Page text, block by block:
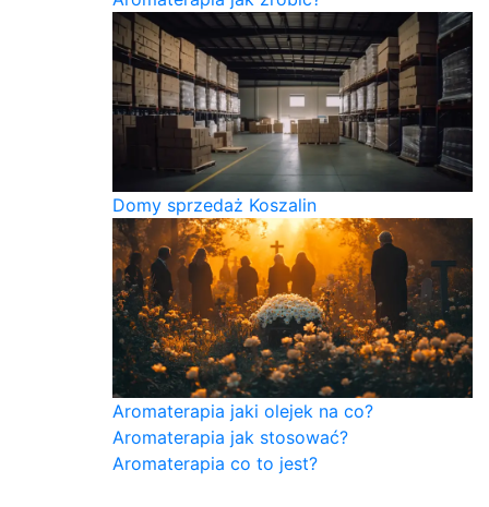
Domy sprzedaż Koszalin
Aromaterapia jaki olejek na co?
Aromaterapia jak stosować?
Aromaterapia co to jest?